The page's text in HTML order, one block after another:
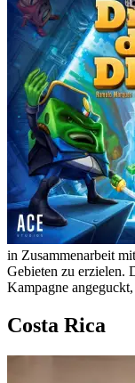
in Zusammenarbeit mit
Gebieten zu erzielen.
Kampagne
Costa Rica